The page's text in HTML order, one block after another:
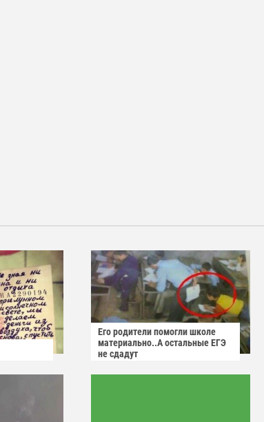
Его родители помогли школе
материально..А остальные ЕГЭ
не сдадут